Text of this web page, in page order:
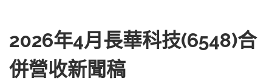
2026年4月長華科技(6548)合
併營收新聞稿